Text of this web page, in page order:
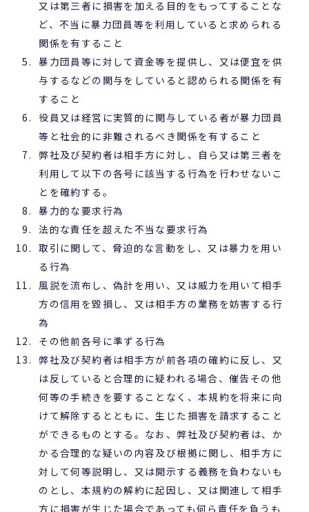
又は第三者に損害を加える目的をもってすることな
ど、不当に暴力団員等を利用していると求められる
関係を有すること
暴力団員等に対して資金等を提供し、又は便宜を供
与するなどの関与をしていると認められる関係を有
すること
役員又は経営に実質的に関与している者が暴力団員
等と社会的に非難されるべき関係を有すること
弊社及び契約者は相手方に対し、自ら又は第三者を
利用して以下の各号に該当する行為を行わせないこ
とを確約する。
暴力的な要求行為
法的な責任を超えた不当な要求行為
取引に関して、脅迫的な言動をし、又は暴力を用い
る行為
風説を流布し、偽計を用い、又は威力を用いて相手
方の信用を毀損し、又は相手方の業務を妨害する行
為
その他前各号に準ずる行為
弊社及び契約者は相手方が前各項の確約に反し、又
は反していると合理的に疑われる場合、催告その他
何等の手続きを要することなく、本規約を将来に向
けて解除するとともに、生じた損害を請求すること
ができるものとする。なお、弊社及び契約者は、か
かる合理的な疑いの内容及び根拠に関し、相手方に
対して何等説明し、又は開示する義務を負わないも
のとし、本規約の解約に起因し、又は関連して相手
方に損害が生じた場合であっても何ら責任を負うも